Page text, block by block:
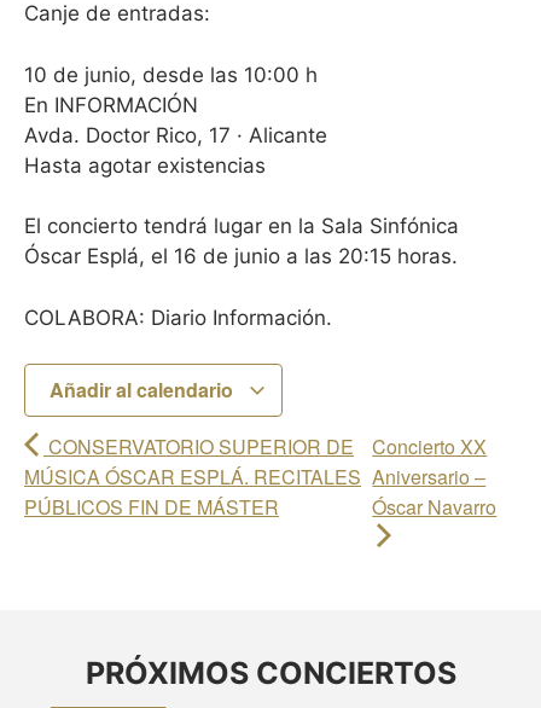
Canje de entradas:
10 de junio, desde las 10:00 h
En INFORMACIÓN
Avda. Doctor Rico, 17 · Alicante
Hasta agotar existencias
El concierto tendrá lugar en la Sala Sinfónica
Óscar Esplá, el 16 de junio a las 20:15 horas.
COLABORA: Diario Información.
Añadir al calendario
CONSERVATORIO SUPERIOR DE
MÚSICA ÓSCAR ESPLÁ. RECITALES
PÚBLICOS FIN DE MÁSTER
Concierto XX
Aniversario –
Óscar Navarro
PRÓXIMOS CONCIERTOS